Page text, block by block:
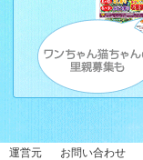
運営元 お問い合わせ